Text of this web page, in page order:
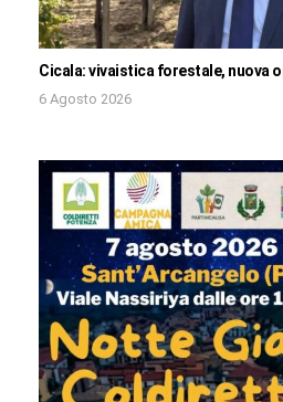
Cicala: vivaistica forestale, nuova
6 Agosto 2026